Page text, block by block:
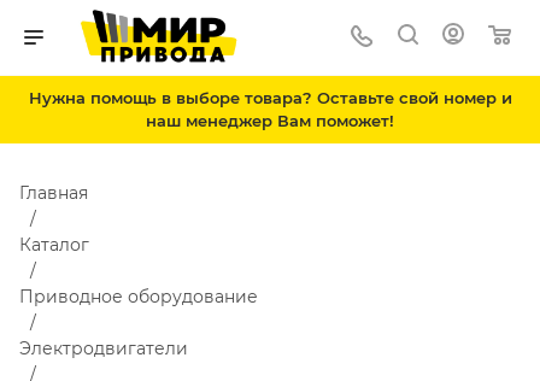
Нужна помощь в выборе товара? Оставьте свой номер и
наш менеджер Вам поможет!
Главная
Каталог
Приводное оборудование
Электродвигатели